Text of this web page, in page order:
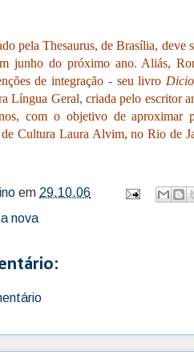
pela Thesaurus, de Brasília, deve
junho do próximo ano. Aliás,
de integração - seu livro
Língua Geral, criada pelo escritor
com o objetivo de aproximar
Cultura Laura Alvim, no Rio de
em 29.10.06
nova